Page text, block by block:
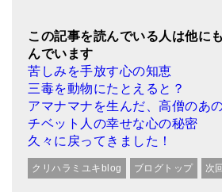
この記事を読んでいる人は他に
んでいます
苦しみを手放す心の知恵
三毒を動物にたとえると？
アマナマナを生んだ、高僧のあ
チベット人の幸せな心の秘密
久々に戻ってきました！
クリハラミユキblog ブログトップ 次